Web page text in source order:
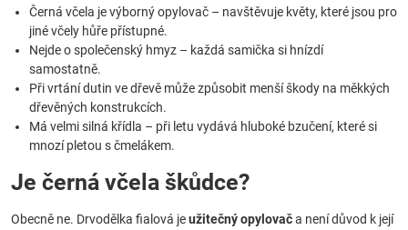
Černá včela je výborný opylovač – navštěvuje květy, které jsou pro
jiné včely hůře přístupné.
Nejde o společenský hmyz – každá samička si hnízdí
samostatně.
Při vrtání dutin ve dřevě může způsobit menší škody na měkkých
dřevěných konstrukcích.
Má velmi silná křídla – při letu vydává hluboké bzučení, které si
mnozí pletou s čmelákem.
Je černá včela škůdce?
Obecně ne. Drvodělka fialová jeužitečný opylovača není důvod k její